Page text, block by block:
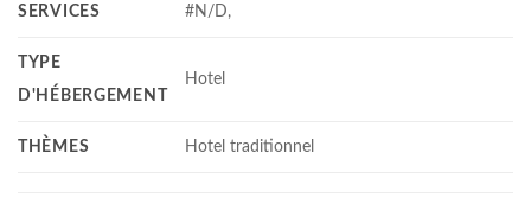
SERVICES #N/D,
TYPE
D'HÉBERGEMENT
Hotel
THÈMES Hotel traditionnel